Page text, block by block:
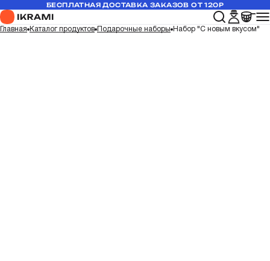
БЕСПЛАТНАЯ ДОСТАВКА ЗАКАЗОВ ОТ 120Р
Главная Каталог продуктов Подарочные наборы Набор "С новым вкусом"